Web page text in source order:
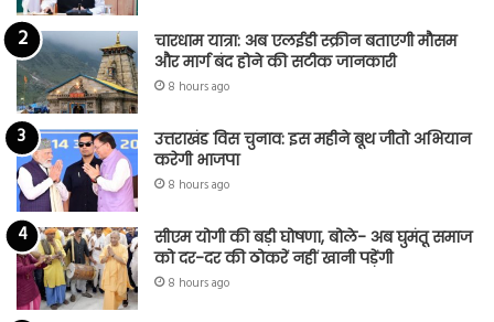
चारधाम यात्रा: अब एलईडी स्क्रीन बताएगी मौसम
और मार्ग बंद होने की सटीक जानकारी
8 hours ago
उत्तराखंड विस चुनाव: इस महीने बूथ जीतो अभियान
करेगी भाजपा
8 hours ago
सीएम योगी की बड़ी घोषणा, बोले- अब घुमंतू समाज
को दर-दर की ठोकरें नहीं खानी पड़ेंगी
8 hours ago